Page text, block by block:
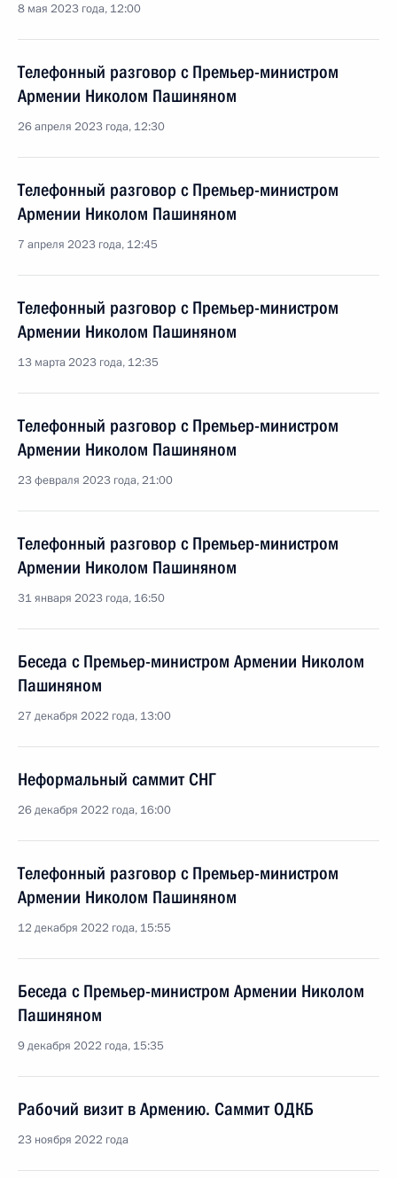
8 мая 2023 года, 12:00
Телефонный разговор с Премьер-министром
Армении Николом Пашиняном
26 апреля 2023 года, 12:30
Телефонный разговор с Премьер-министром
Армении Николом Пашиняном
7 апреля 2023 года, 12:45
Телефонный разговор с Премьер-министром
Армении Николом Пашиняном
13 марта 2023 года, 12:35
Телефонный разговор с Премьер-министром
Армении Николом Пашиняном
23 февраля 2023 года, 21:00
Телефонный разговор с Премьер-министром
Армении Николом Пашиняном
31 января 2023 года, 16:50
Беседа с Премьер-министром Армении Николом
Пашиняном
27 декабря 2022 года, 13:00
Неформальный саммит СНГ
26 декабря 2022 года, 16:00
Телефонный разговор с Премьер-министром
Армении Николом Пашиняном
12 декабря 2022 года, 15:55
Беседа с Премьер-министром Армении Николом
Пашиняном
9 декабря 2022 года, 15:35
Рабочий визит в Армению. Саммит ОДКБ
23 ноября 2022 года